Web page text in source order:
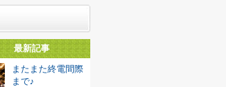
最新記事
またまた終電間際
まで♪